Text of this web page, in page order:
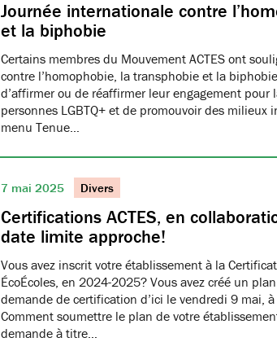
Journée internationale contre
et la biphobie
Certains membres du Mouvement ACTES ont
contre l’homophobie, la transphobie et la
d’affirmer ou de réaffirmer leur engagement pour
personnes LGBTQ+ et de promouvoir des milieux
menu Tenue…
7 mai 2025 Divers
Certifications ACTES, en
date limite approche!
Vous avez inscrit votre établissement à la
ÉcoÉcoles, en 2024-2025? Vous avez créé un
demande de certification d’ici le vendredi 9 mai,
Comment soumettre le plan de votre
demande à titre…